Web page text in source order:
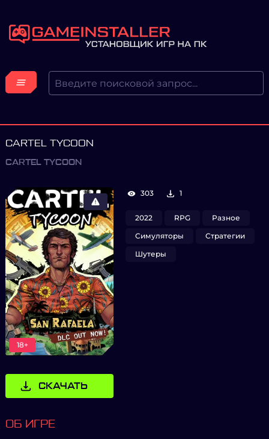
CARTEL TYCOON
CARTEL TYCOON
18+
СКАЧАТЬ
303 1
2022 RPG
Разное
Симуляторы
Стратегии
Шутеры
ОБ ИГРЕ